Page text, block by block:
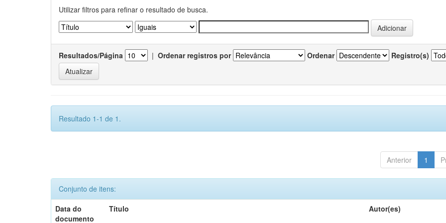
Utilizar filtros para refinar o resultado de busca.
Resultados/Página | Ordenar registros por Ordenar Registro(s)
Resultado 1-1 de 1.
Anterior 1
Conjunto de itens:
Data do
documento
Título Autor(es)